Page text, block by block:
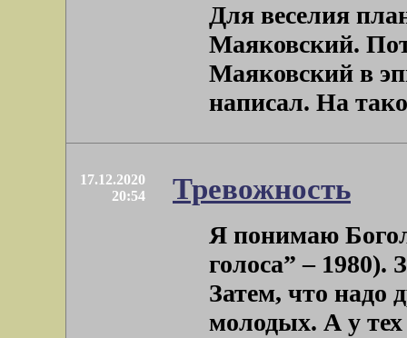
Для веселия
Маяковский.
Маяковский в
написал. На
17.12.2020
20:54
Тревожность
Я понимаю
голоса” – 1980).
Затем, что надо
молодых. А у